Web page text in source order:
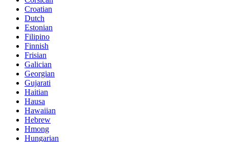
Croatian
Dutch
Estonian
Filipino
Finnish
Frisian
Galician
Georgian
Gujarati
Haitian
Hausa
Hawaiian
Hebrew
Hmong
Hungarian